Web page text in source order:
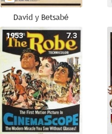
David y Betsabé
7.3
1953